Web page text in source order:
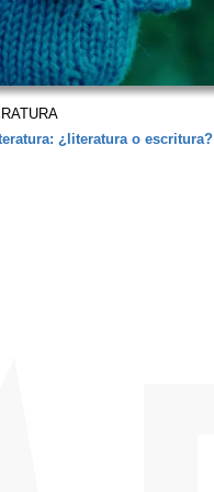
¿literatura o escritura?